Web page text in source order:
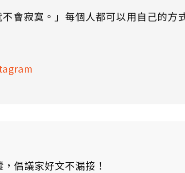
會寂寞。」每個人都可以用自己的方
倡議家好文不漏接！